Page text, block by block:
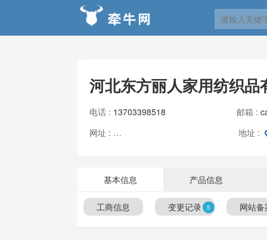
河北东方丽人家用纺织品
电话 : 13703398518 邮箱 :
网址 :
http://www.orientbeauty.cn 地址 :
基本信息 产品信息
工商信息 变更记录 5 网站备